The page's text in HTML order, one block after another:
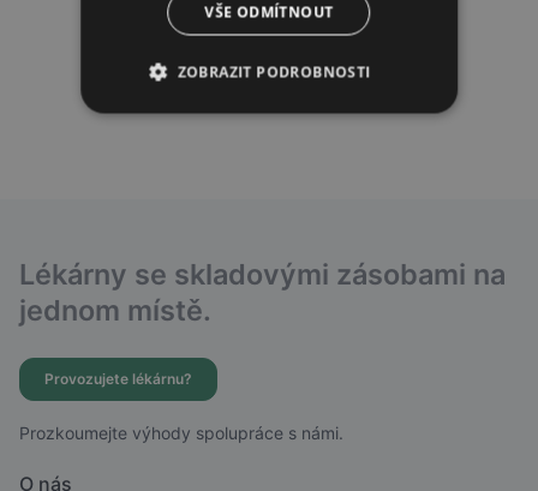
Lékárny se skladovými zásobami na
jednom místě.
Provozujete lékárnu?
Prozkoumejte výhody spolupráce s námi.
O nás
VŠE ODMÍTNOUT
ZOBRAZIT PODROBNOSTI